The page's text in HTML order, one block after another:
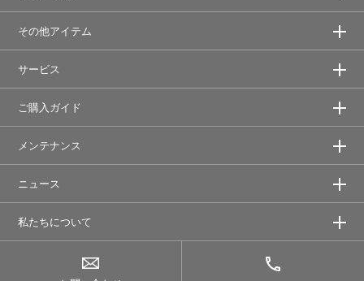
その他アイテム
サービス
ご購入ガイド
メンテナンス
ニュース
私たちについて